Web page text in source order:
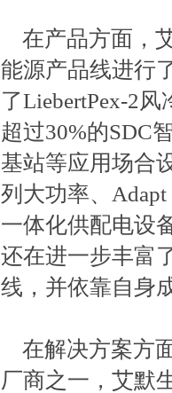
在产品方面，
能源产品线进行
了LiebertPex-2
超过30%的SDC
基站等应用场合
列大功率、
一体化供配电设
还在进一步丰富
线，并依靠自身
在解决方案方
厂商之一，艾默